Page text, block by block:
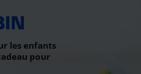
les enfants
pour